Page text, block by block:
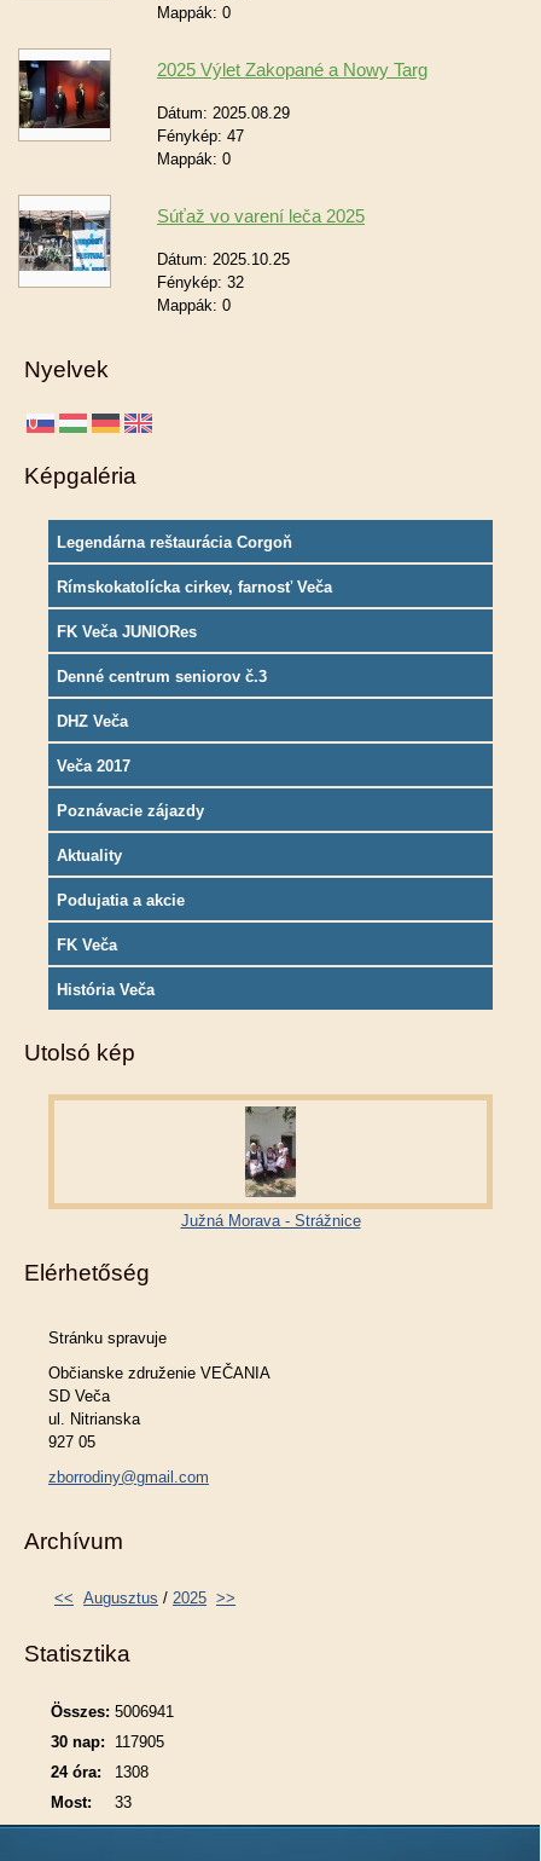
Mappák: 0
2025 Výlet Zakopané a Nowy Targ
Dátum: 2025.08.29
Fénykép: 47
Mappák: 0
Súťaž vo varení leča 2025
Dátum: 2025.10.25
Fénykép: 32
Mappák: 0
Nyelvek
Képgaléria
Legendárna reštaurácia Corgoň
Rímskokatolícka cirkev, farnosť Veča
FK Veča JUNIORes
Denné centrum seniorov č.3
DHZ Veča
Veča 2017
Poznávacie zájazdy
Aktuality
Podujatia a akcie
FK Veča
História Veča
Utolsó kép
Južná Morava - Strážnice
Elérhetőség
Stránku spravuje
Občianske združenie VEČANIA
SD Veča
ul. Nitrianska
927 05
zborrodiny@gmail.com
Archívum
<< Augusztus / 2025 >>
Statisztika
Most: 33
Összes: 5006941
30 nap:
117905
24 óra:
1308